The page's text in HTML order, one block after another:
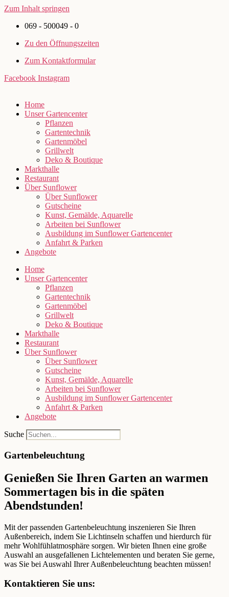
Zum Inhalt springen
069 - 500049 - 0
Zu den Öffnungszeiten
Zum Kontaktformular
Facebook Instagram
Home
Unser Gartencenter
Pflanzen
Gartentechnik
Gartenmöbel
Grillwelt
Deko & Boutique
Markthalle
Restaurant
Über Sunflower
Über Sunflower
Gutscheine
Kunst, Gemälde, Aquarelle
Arbeiten bei Sunflower
Ausbildung im Sunflower Gartencenter
Anfahrt & Parken
Angebote
Home
Unser Gartencenter
Pflanzen
Gartentechnik
Gartenmöbel
Grillwelt
Deko & Boutique
Markthalle
Restaurant
Über Sunflower
Über Sunflower
Gutscheine
Kunst, Gemälde, Aquarelle
Arbeiten bei Sunflower
Ausbildung im Sunflower Gartencenter
Anfahrt & Parken
Angebote
Suche
Gartenbeleuchtung
Genießen Sie Ihren Garten an warmen
Sommertagen bis in die späten
Abendstunden!
Mit der passenden Gartenbeleuchtung inszenieren Sie Ihren
Außenbereich, indem Sie Lichtinseln schaffen und hierdurch für
mehr Wohlfühlatmosphäre sorgen. Wir bieten Ihnen eine große
Auswahl an ausgefallenen Lichtelementen und beraten Sie gerne,
was Sie bei Auswahl Ihrer Außenbeleuchtung beachten müssen!
Kontaktieren Sie uns: